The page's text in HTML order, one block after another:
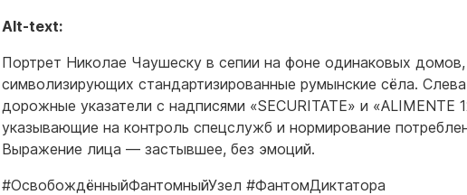
Alt-text:
Портрет Николае Чаушеску в сепии на фоне одинаковых домов,
символизирующих стандартизированные румынские сёла.
дорожные указатели с надписями «SECURITATE» и «ALIMENTE
указывающие на контроль спецслужб и нормирование
Выражение лица — застывшее, без эмоций.
#ОсвобождённыйФантомныйУзел #ФантомДиктатора